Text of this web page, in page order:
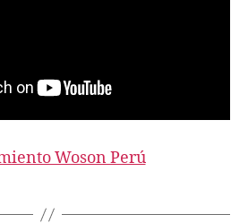
Woson Perú